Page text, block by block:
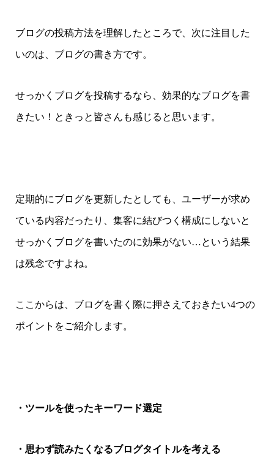
ブログの投稿方法を理解したところで、次に注目した
いのは、ブログの書き方です。
せっかくブログを投稿するなら、効果的なブログを書
きたい！ときっと皆さんも感じると思います。
定期的にブログを更新したとしても、ユーザーが求め
ている内容だったり、集客に結びつく構成にしないと
せっかくブログを書いたのに効果がない…という結果
は残念ですよね。
ここからは、ブログを書く際に押さえておきたい4つの
ポイントをご紹介します。
・ツールを使ったキーワード選定
・思わず読みたくなるブログタイトルを考える